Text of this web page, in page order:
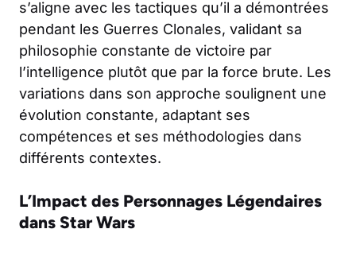
s’aligne avec les tactiques qu’il a démontrées
pendant les Guerres Clonales, validant sa
philosophie constante de victoire par
l’intelligence plutôt que par la force brute. Les
variations dans son approche soulignent une
évolution constante, adaptant ses
compétences et ses méthodologies dans
différents contextes.
L’Impact des Personnages Légendaires
dans Star Wars